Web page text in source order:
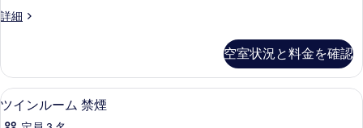
り
条
件
ル
ム
禁
煙
詳細
セ
ル
ル
ー
空室状況と料金を確認
ツ
イ
遮光カーテン、アイロン / アイロン
4
ツインルーム 禁煙